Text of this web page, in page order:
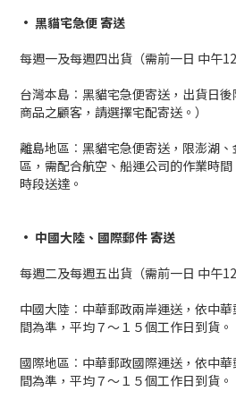
• 黑貓宅急便 寄送
每週一及每週四出貨（需前一日 中午12
台灣本島︰黑貓宅急便寄送，出貨日
商品之顧客，請選擇宅配寄送。）
離島地區︰黑貓宅急便寄送，限澎湖
區，需配合航空、船運公司的作業時
時段送達。
• 中國大陸、國際郵件 寄送
每週二及每週五出貨（需前一日 中午12
中國大陸︰中華郵政兩岸運送，依中
間為準，平均７～１５個工作日到貨。
國際地區︰中華郵政國際運送，依中
間為準，平均７～１５個工作日到貨。